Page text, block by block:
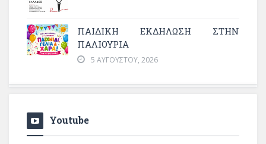
ΠΑΙΔΙΚΗ ΕΚΔΗΛΩΣΗ ΣΤΗΝ
ΠΑΛΙΟΥΡΙΑ
5 ΑΥΓΟΎΣΤΟΥ, 2026
Youtube